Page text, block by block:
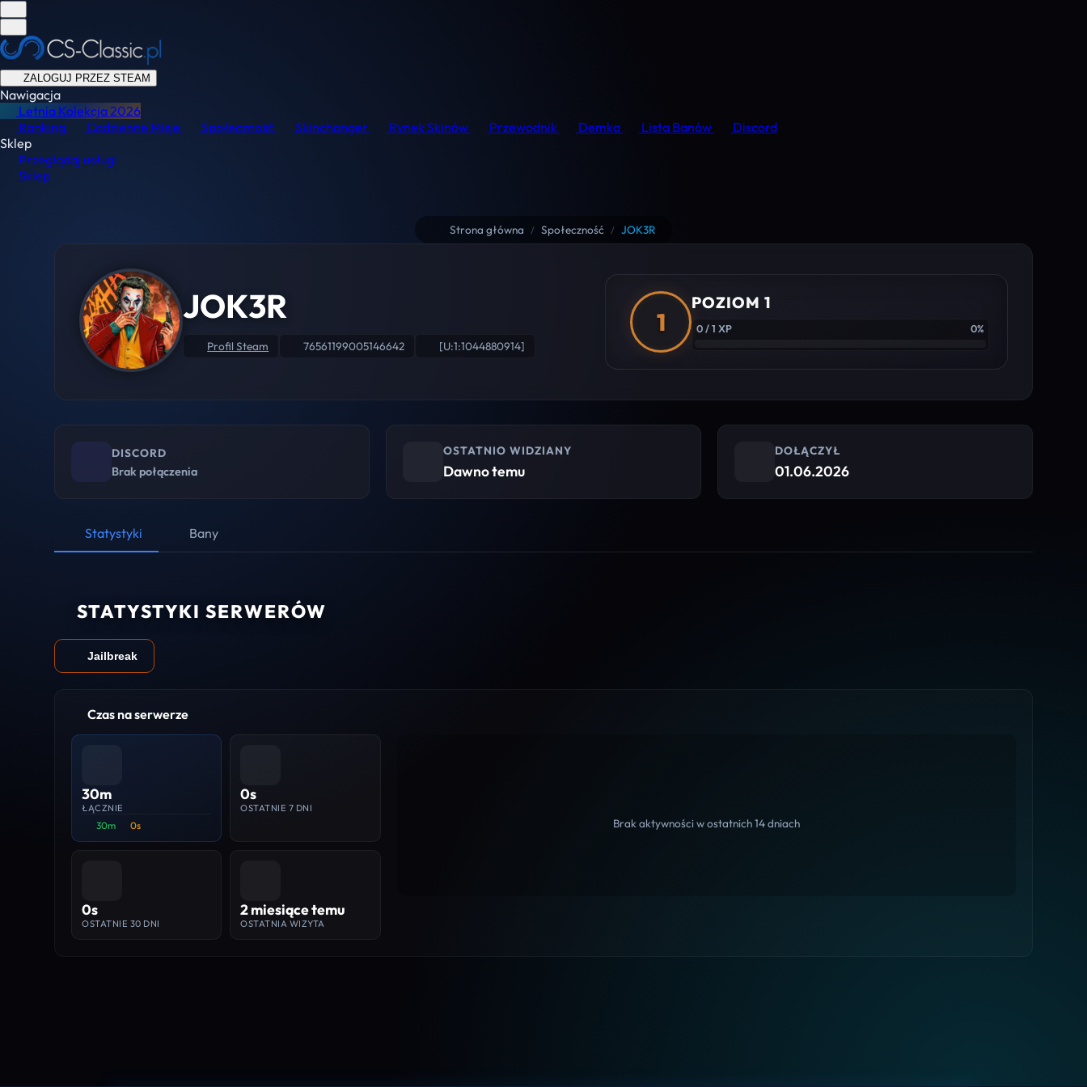
ZALOGUJ PRZEZ STEAM
Nawigacja
Letnia Kolekcja2026
Ranking
Codzienne Misje Społeczność Skinchanger Rynek Skinów Przewodnik Demka Lista Banów
Discord
Sklep
Przeglądaj usługi
Sklep
Strona główna / Społeczność / JOK3R
JOK3R
Profil Steam 76561199005146642 [U:1:1044880914]
1
POZIOM 1
0 / 1 XP 0%
DISCORD
Brak połączenia
OSTATNIO WIDZIANY
Dawno temu
DOŁĄCZYŁ
01.06.2026
Statystyki Bany
STATYSTYKI SERWERÓW
Jailbreak
Czas na serwerze
30m
ŁĄCZNIE
30m 0s
0s
OSTATNIE 7 DNI
0s
OSTATNIE 30 DNI
2 miesiące temu
OSTATNIA WIZYTA
Brak aktywności w ostatnich 14 dniach